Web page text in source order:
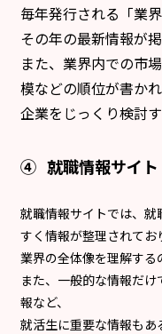
毎年発行される「業
その年の最新情報が
また、業界内での市
模などの順位が書か
企業をじっくり検討
④ 就職情報サイト
就職情報サイトでは、
すく情報が整理されてお
業界の全体像を理解する
また、一般的な情報だ
報など、
就活生に重要な情報もあ